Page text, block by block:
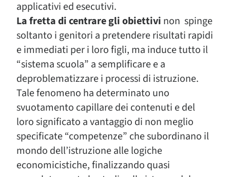
applicativi ed esecutivi.
La fretta di centrare gli obiettivi non spinge
soltanto i genitori a pretendere risultati rapidi
e immediati per i loro figli, ma induce tutto il
“sistema scuola” a semplificare e a
deproblematizzare i processi di istruzione.
Tale fenomeno ha determinato uno
svuotamento capillare dei contenuti e del
loro significato a vantaggio di non meglio
specificate “competenze” che subordinano il
mondo dell’istruzione alle logiche
economicistiche, finalizzando quasi